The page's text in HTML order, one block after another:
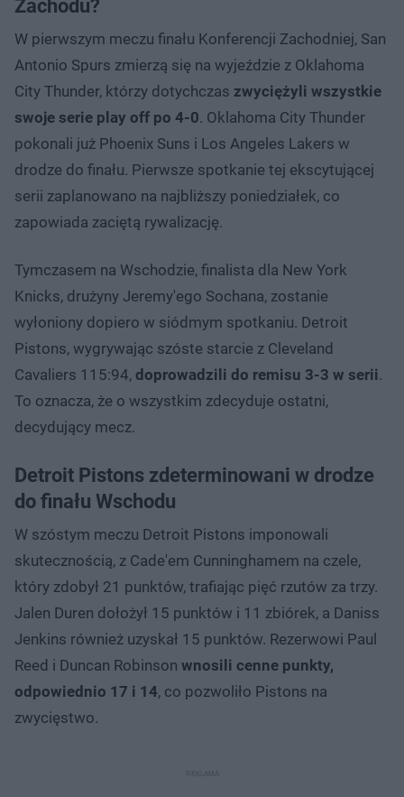
Zachodu?
W pierwszym meczu finału Konferencji Zachodniej, San
Antonio Spurs zmierzą się na wyjeździe z Oklahoma
City Thunder, którzy dotychczas zwyciężyli wszystkie
swoje serie play off po 4-0. Oklahoma City Thunder
pokonali już Phoenix Suns i Los Angeles Lakers w
drodze do finału. Pierwsze spotkanie tej ekscytującej
serii zaplanowano na najbliższy poniedziałek, co
zapowiada zaciętą rywalizację.
Tymczasem na Wschodzie, finalista dla New York
Knicks, drużyny Jeremy'ego Sochana, zostanie
wyłoniony dopiero w siódmym spotkaniu. Detroit
Pistons, wygrywając szóste starcie z Cleveland
Cavaliers 115:94, doprowadzili do remisu 3-3 w serii.
To oznacza, że o wszystkim zdecyduje ostatni,
decydujący mecz.
Detroit Pistons zdeterminowani w drodze
do finału Wschodu
W szóstym meczu Detroit Pistons imponowali
skutecznością, z Cade'em Cunninghamem na czele,
który zdobył 21 punktów, trafiając pięć rzutów za trzy.
Jalen Duren dołożył 15 punktów i 11 zbiórek, a Daniss
Jenkins również uzyskał 15 punktów. Rezerwowi Paul
Reed i Duncan Robinson wnosili cenne punkty,
odpowiednio 17 i 14, co pozwoliło Pistons na
zwycięstwo.